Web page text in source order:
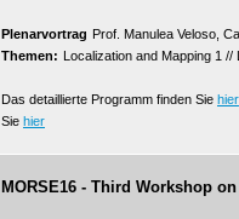
Plenarvortrag Prof. Manulea Veloso,
Themen: Localization and Mapping 1
Das detaillierte Programm finden Sie hier
Sie hier
MORSE16 - Third Workshop